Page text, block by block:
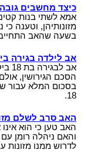
שינוי דמי
אי תשלום
סירוב הבעל
מאסר עקב אי
הסכם ממון
מה ניתן
הסכם לחיים
ירושות
מתי חשוב
סוגי צוואות
התנגדות
עצות לעריכת
כיצד מחשבים גובה
אמא לשתי בנות
מזונותיהן, וטענה
בשעה שהאב
אב לילדה בגירה
אב
הסכם הגירושין,
בסכום המלא עבור
18.
האב סרב לשלם
האב טען כי הוא
והאם ניהלה רומן
לדרוש ממנו מזונות